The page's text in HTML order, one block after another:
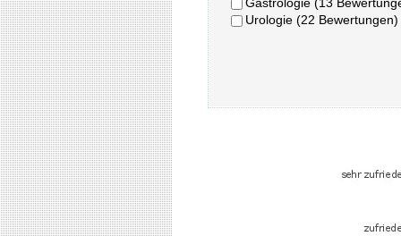
Gastrologie (13
Urologie (22 Bewertungen)